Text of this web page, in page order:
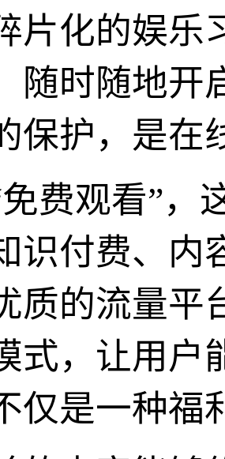
片化的娱乐
随时随地开
保护，是在
费观看”，
识付费、内
质的流量平
式，让用户
仅是一种福